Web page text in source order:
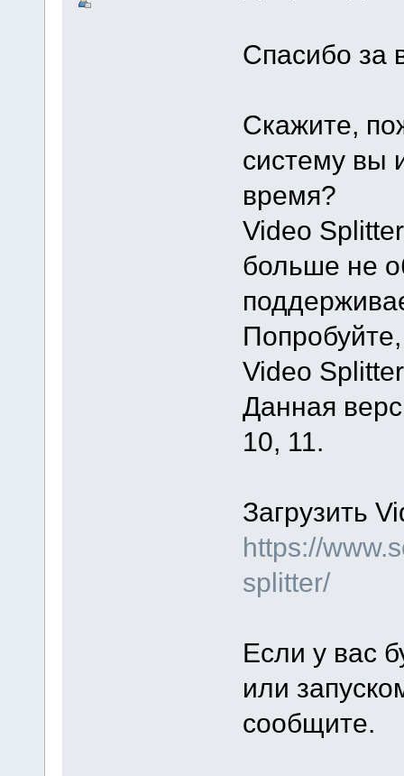
Спасибо за
Скажите,
систему вы
время?
Video
больше не
Video
Данная
10, 11.
Загрузить
https://
splitter/
Если у вас
или
сообщите.